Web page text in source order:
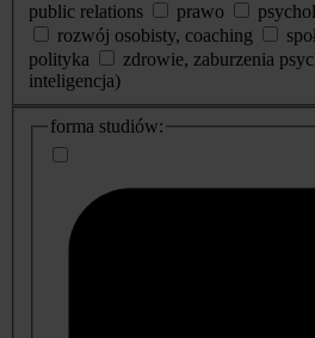
public relations
prawo
rozwój osobisty, coaching
polityka
zdrowie, zaburzenia
inteligencja)
dodatkowe
informacje
forma studiów: